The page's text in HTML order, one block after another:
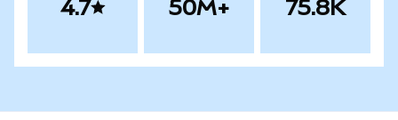
4.7 50M+ 75.8K